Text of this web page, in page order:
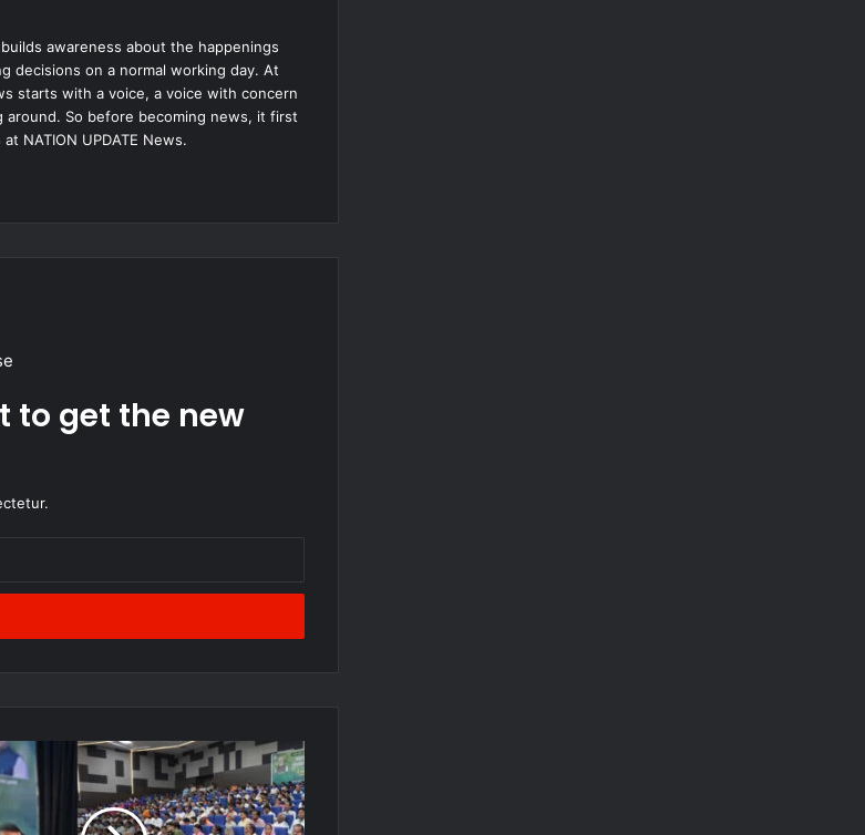
awareness about the happenings
decisions on a normal working day. At
starts with a voice, a voice with concern
around. So before becoming news, it first
NATION UPDATE News.
to get the new